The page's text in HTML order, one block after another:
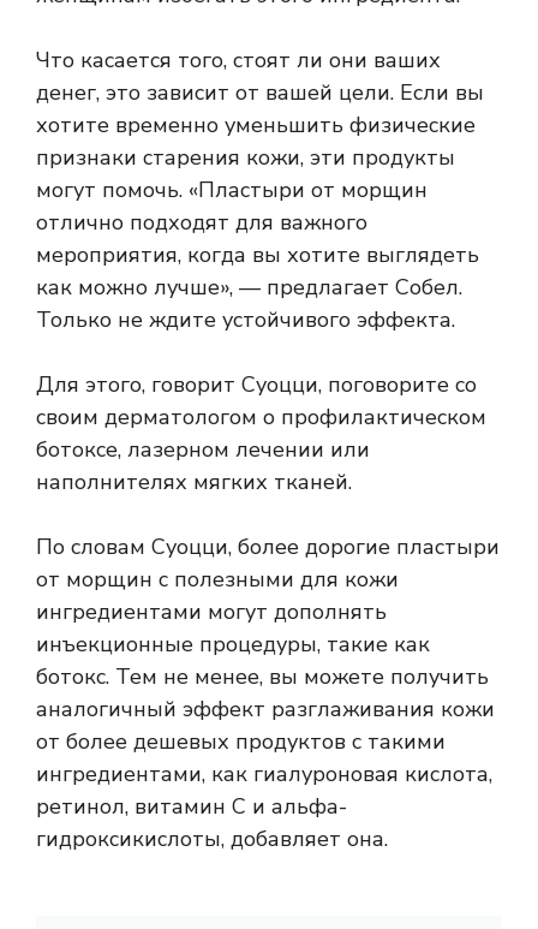
Что касается того, стоят ли они ваших
денег, это зависит от вашей цели. Если вы
хотите временно уменьшить физические
признаки старения кожи, эти продукты
могут помочь. «Пластыри от морщин
отлично подходят для важного
мероприятия, когда вы хотите выглядеть
как можно лучше», — предлагает Собел.
Только не ждите устойчивого эффекта.
Для этого, говорит Суоцци, поговорите со
своим дерматологом о профилактическом
ботоксе, лазерном лечении или
наполнителях мягких тканей.
По словам Суоцци, более дорогие пластыри
от морщин с полезными для кожи
ингредиентами могут дополнять
инъекционные процедуры, такие как
ботокс. Тем не менее, вы можете получить
аналогичный эффект разглаживания кожи
от более дешевых продуктов с такими
ингредиентами, как гиалуроновая кислота,
ретинол, витамин С и альфа-
гидроксикислоты, добавляет она.